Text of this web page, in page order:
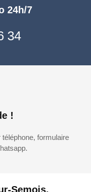
Semois,
24h/7
34
!
formulaire